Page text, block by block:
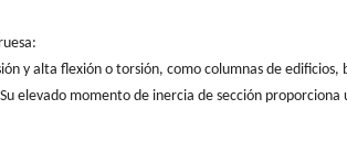
y alta flexión o torsión, como columnas de edificios,
elevado momento de inercia de sección